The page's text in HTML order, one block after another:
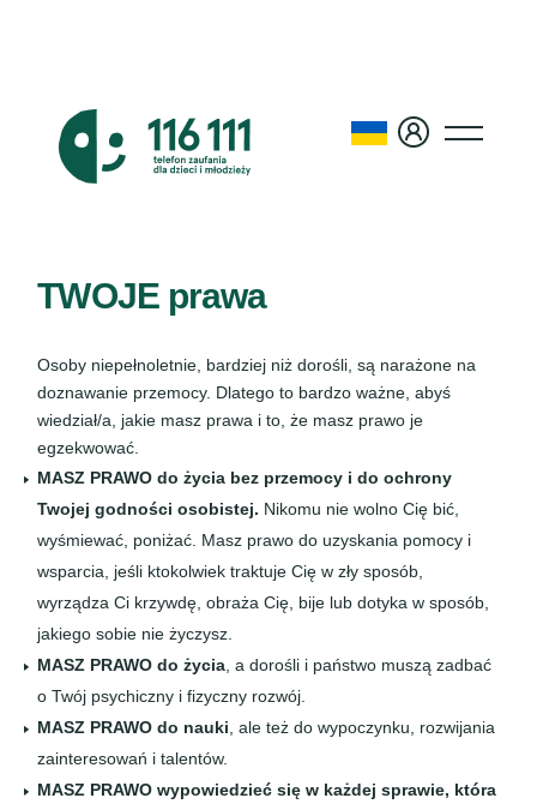
TWOJE prawa
Osoby niepełnoletnie, bardziej niż dorośli, są narażone na
doznawanie przemocy. Dlatego to bardzo ważne, abyś
wiedział/a, jakie masz prawa i to, że masz prawo je
egzekwować.
MASZ PRAWO do życia bez przemocy i do ochrony
Twojej godności osobistej. Nikomu nie wolno Cię bić,
wyśmiewać, poniżać. Masz prawo do uzyskania pomocy i
wsparcia, jeśli ktokolwiek traktuje Cię w zły sposób,
wyrządza Ci krzywdę, obraża Cię, bije lub dotyka w sposób,
jakiego sobie nie życzysz.
MASZ PRAWO do życia , a dorośli i państwo muszą zadbać
o Twój psychiczny i fizyczny rozwój.
MASZ PRAWO do nauki , ale też do wypoczynku, rozwijania
zainteresowań i talentów.
MASZ PRAWO wypowiedzieć się w każdej sprawie, która